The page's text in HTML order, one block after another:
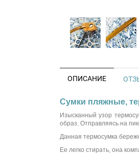
ОПИСАНИЕ
Сумки пляжные,
Изысканный узор
образ. Отправляясь на
Данная термосумка
Ее легко стирать, она